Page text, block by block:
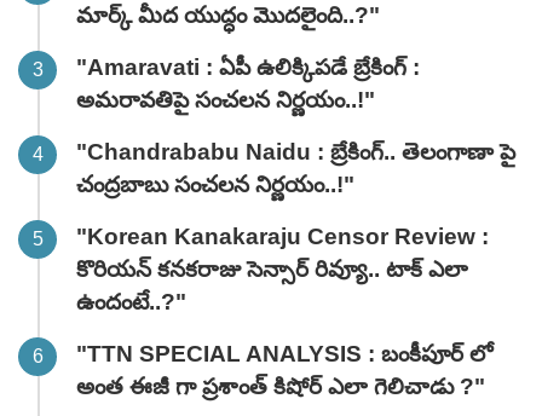
మార్క్ మీద యుద్ధం మొదలైంది..?"
"Amaravati : ఏపీ ఉలిక్కిపడే బ్రేకింగ్ :
అమరావతిపై సంచలన నిర్ణయం..!"
"Chandrababu Naidu : బ్రేకింగ్.. తెలంగాణా పై
చంద్రబాబు సంచలన నిర్ణయం..!"
"Korean Kanakaraju Censor Review :
కొరియన్ కనకరాజు సెన్సార్ రివ్యూ.. టాక్ ఎలా
ఉందంటే..?"
"TTN SPECIAL ANALYSIS : బంకీపూర్ లో
అంత ఈజీ గా ప్రశాంత్ కిషోర్ ఎలా గెలిచాడు ?"